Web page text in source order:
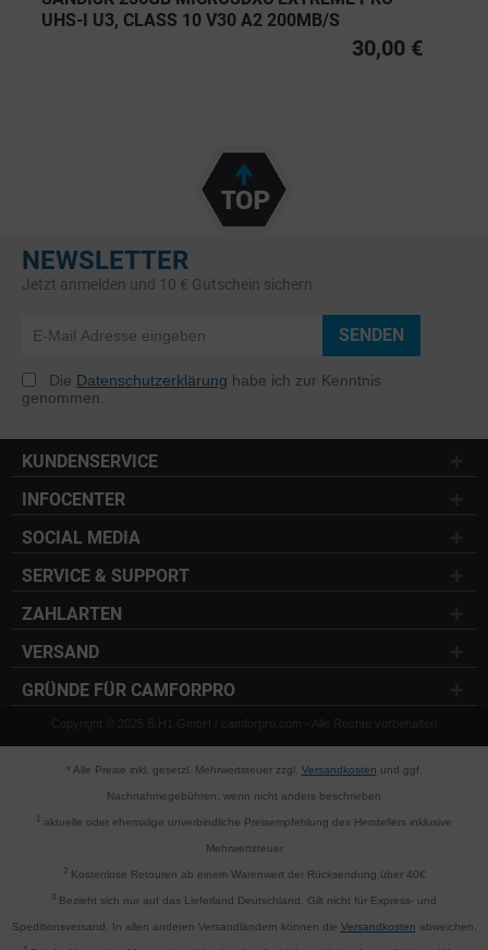
UHS-I U3, CLASS 10 V30 A2 200MB/S
30,00 €
NEWSLETTER
Jetzt anmelden und 10 € Gutschein sichern
SENDEN
Die Datenschutzerklärung habe ich zur Kenntnis
genommen.
KUNDENSERVICE
INFOCENTER
SOCIAL MEDIA
SERVICE & SUPPORT
ZAHLARTEN
VERSAND
GRÜNDE FÜR CAMFORPRO
Copyright © 2025 S.H1 GmbH / camforpro.com - Alle Rechte vorbehalten
* Alle Preise inkl. gesetzl. Mehrwertsteuer zzgl. Versandkosten und ggf.
Nachnahmegebühren, wenn nicht anders beschrieben
aktuelle oder ehemalige unverbindliche Preisempfehlung des Herstellers inklusive
Mehrwertsteuer
2Kostenlose Retouren ab einem Warenwert der Rücksendung über 40€
3 Bezieht sich nur auf das Lieferland Deutschland. Gilt nicht für Express- und
Speditionsversand. In allen anderen Versandländern können die Versandkosten abweichen.